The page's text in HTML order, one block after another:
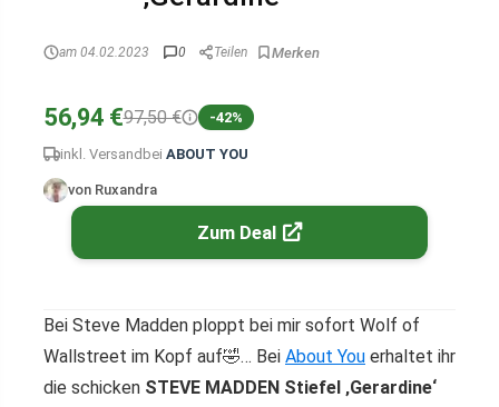
am 04.02.2023 0 Teilen
56,94 €97,50 € -42%
inkl. Versand bei ABOUT YOU
von Ruxandra
Zum Deal
Bei Steve Madden ploppt bei mir sofort Wolf of
Wallstreet im Kopf auf🤣… Bei About You erhaltet ihr
die schicken STEVE MADDEN Stiefel ‚Gerardine‘